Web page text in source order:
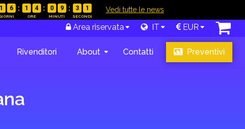
1 6 1 4 0 9 3 0 Vedi tutte le news
Area riservata IT EUR
Rivenditori About Contatti Preventivi